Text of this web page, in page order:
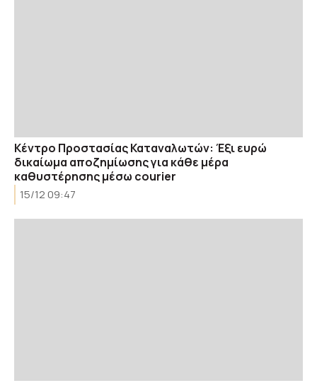
Κέντρο Προστασίας Καταναλωτών: Έξι ευρώ
δικαίωμα αποζημίωσης για κάθε μέρα
καθυστέρησης μέσω courier
15/12 09:47